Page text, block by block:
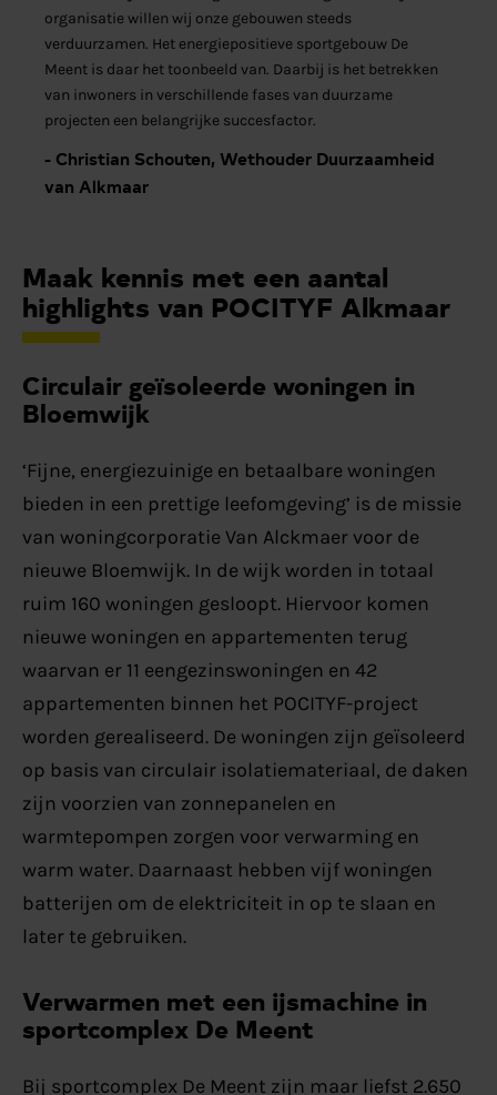
organisatie willen wij onze gebouwen steeds
verduurzamen. Het energiepositieve sportgebouw De
Meent is daar het toonbeeld van. Daarbij is het betrekken
van inwoners in verschillende fases van duurzame
projecten een belangrijke succesfactor.
- Christian Schouten, Wethouder Duurzaamheid
van Alkmaar
Maak kennis met een aantal
highlights van POCITYF Alkmaar
Circulair geïsoleerde woningen in
Bloemwijk
‘Fijne, energiezuinige en betaalbare woningen
bieden in een prettige leefomgeving’ is de missie
van woningcorporatie Van Alckmaer voor de
nieuwe Bloemwijk. In de wijk worden in totaal
ruim 160 woningen gesloopt. Hiervoor komen
nieuwe woningen en appartementen terug
waarvan er 11 eengezinswoningen en 42
appartementen binnen het POCITYF-project
worden gerealiseerd. De woningen zijn geïsoleerd
op basis van circulair isolatiemateriaal, de daken
zijn voorzien van zonnepanelen en
warmtepompen zorgen voor verwarming en
warm water. Daarnaast hebben vijf woningen
batterijen om de elektriciteit in op te slaan en
later te gebruiken.
Verwarmen met een ijsmachine in
sportcomplex De Meent
Bij sportcomplex De Meent zijn maar liefst 2.650